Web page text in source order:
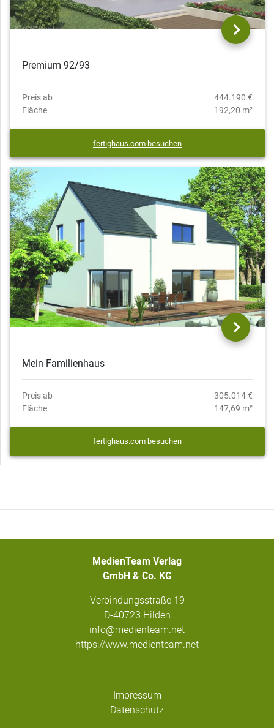
Premium 92/93
Preis ab
444.190 €
Fläche
192,20 m²
fertighaus.com besuchen
Mein Familienhaus
Preis ab
305.014 €
Fläche
147,69 m²
fertighaus.com besuchen
MedienTeam Verlag
GmbH & Co. KG
Verbindungsstraße 19
D-40723 Hilden
info@medienteam.net
https://www.medienteam.net
Impressum
Datenschutz